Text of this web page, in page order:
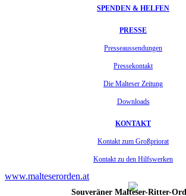
SPENDEN & HELFEN
PRESSE
Presseaussendungen
Pressekontakt
Die Malteser Zeitung
Downloads
KONTAKT
Kontakt zum Großpriorat
Kontakt zu den Hilfswerken
www.malteserorden.at
Souveräner Malteser-Ritter-